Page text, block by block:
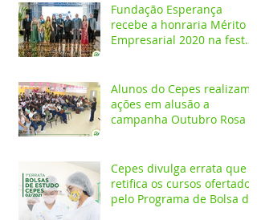
Fundação Esperança
recebe a honraria Mérito
Empresarial 2020 na festa
Alunos do Cepes realizam
ações em alusão a
campanha Outubro Rosa
Cepes divulga errata que
retifica os cursos ofertados
pelo Programa de Bolsa de